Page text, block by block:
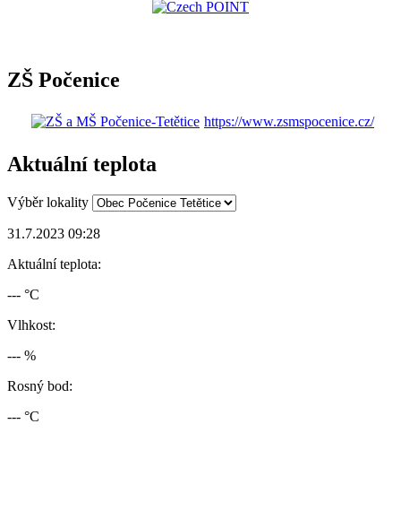
ZŠ Počenice
https://www.zsmspocenice.cz/
Aktuální teplota
Výběr lokality
31.7.2023 09:28
Aktuální teplota:
--- °C
Vlhkost:
--- %
Rosný bod:
--- °C